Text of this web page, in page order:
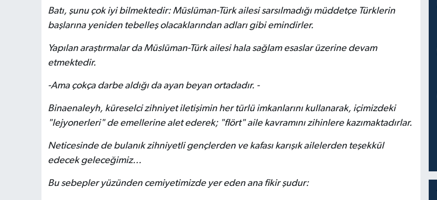
Batı, şunu çok iyi bilmektedir: Müslüman-Türk ailesi sarsılmadığı müddetçe Türklerin
başlarına yeniden tebelleş olacaklarından adları gibi emindirler.
Yapılan araştırmalar da Müslüman-Türk ailesi hala sağlam esaslar üzerine devam
etmektedir.
-Ama çokça darbe aldığı da ayan beyan ortadadır. -
Binaenaleyh, küreselci zihniyet iletişimin her türlü imkanlarını kullanarak, içimizdeki
"lejyonerleri" de emellerine alet ederek; "flört" aile kavramını zihinlere kazımaktadırlar.
Neticesinde de bulanık zihniyetli gençlerden ve kafası karışık ailelerden teşekkül
edecek geleceğimiz...
Bu sebepler yüzünden cemiyetimizde yer eden ana fikir şudur: